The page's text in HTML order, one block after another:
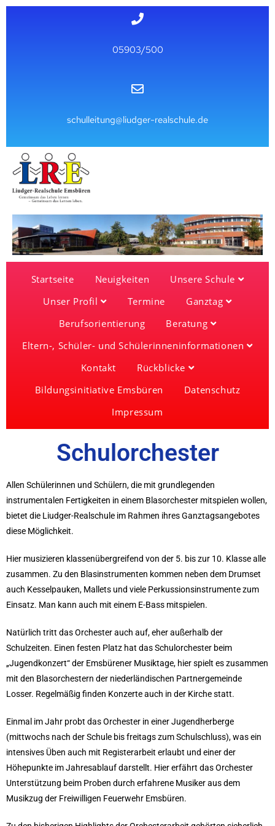
05903/500
schulleitung@liudger-realschule.de
Startseite Neuigkeiten
Unsere Schule
Unser Profil
Termine
Ganztag
Berufsorientierung
Beratung
Eltern-, Schüler- und Schülerinneninformationen
Kontakt
Rückblicke
Bildungsinitiative Emsbüren
Datenschutz
Impressum
Schulorchester
Allen Schülerinnen und Schülern, die mit grundlegenden
instrumentalen Fertigkeiten in einem Blasorchester mitspielen wollen,
bietet die Liudger-Realschule im Rahmen ihres Ganztagsangebotes
diese Möglichkeit.
Hier musizieren klassenübergreifend von der 5. bis zur 10. Klasse alle
zusammen. Zu den Blasinstrumenten kommen neben dem Drumset
auch Kesselpauken, Mallets und viele Perkussionsinstrumente zum
Einsatz. Man kann auch mit einem E-Bass mitspielen.
Natürlich tritt das Orchester auch auf, eher außerhalb der
Schulzeiten. Einen festen Platz hat das Schulorchester beim
„Jugendkonzert“ der Emsbürener Musiktage, hier spielt es zusammen
mit den Blasorchestern der niederländischen Partnergemeinde
Losser. Regelmäßig finden Konzerte auch in der Kirche statt.
Einmal im Jahr probt das Orchester in einer Jugendherberge
(mittwochs nach der Schule bis freitags zum Schulschluss), was ein
intensives Üben auch mit Registerarbeit erlaubt und einer der
Höhepunkte im Jahresablauf darstellt. Hier erfährt das Orchester
Unterstützung beim Proben durch erfahrene Musiker aus dem
Musikzug der Freiwilligen Feuerwehr Emsbüren.